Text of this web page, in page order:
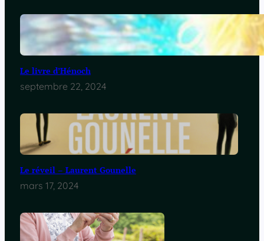
Le livre d’Hénoch
septembre 22, 2024
Le réveil – Laurent Gounelle
mars 17, 2024